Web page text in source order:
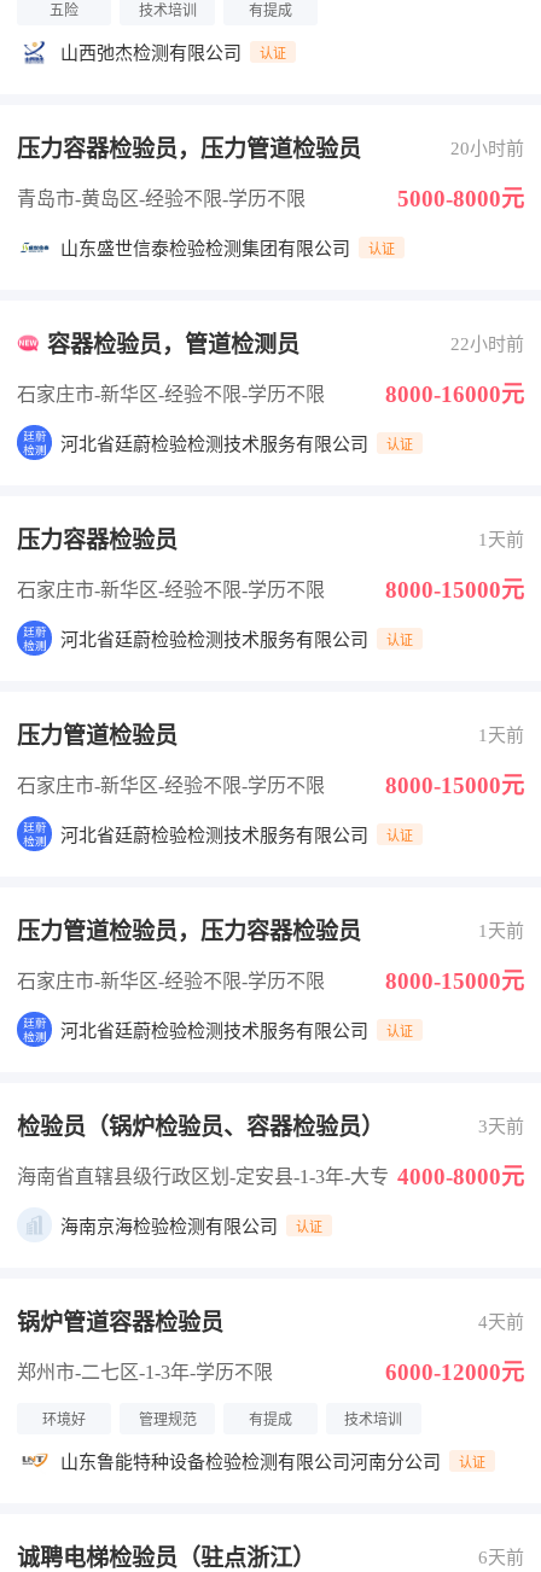
五险 技术培训 有提成
山西弛杰检测有限公司 认证
压力容器检验员，压力管道检验员 20小时前
青岛市-黄岛区-经验不限-学历不限 5000-8000元
山东盛世信泰检验检测集团有限公司 认证
容器检验员，管道检测员 22小时前
石家庄市-新华区-经验不限-学历不限 8000-16000元
河北省廷蔚检验检测技术服务有限公司 认证
压力容器检验员 1天前
石家庄市-新华区-经验不限-学历不限 8000-15000元
河北省廷蔚检验检测技术服务有限公司 认证
压力管道检验员 1天前
石家庄市-新华区-经验不限-学历不限 8000-15000元
河北省廷蔚检验检测技术服务有限公司 认证
压力管道检验员，压力容器检验员 1天前
石家庄市-新华区-经验不限-学历不限 8000-15000元
河北省廷蔚检验检测技术服务有限公司 认证
检验员（锅炉检验员、容器检验员） 3天前
海南省直辖县级行政区划-定安县-1-3年-大专 4000-8000元
海南京海检验检测有限公司 认证
锅炉管道容器检验员 4天前
郑州市-二七区-1-3年-学历不限 6000-12000元
环境好 管理规范 有提成 技术培训
山东鲁能特种设备检验检测有限公司河南分公司 认证
诚聘电梯检验员（驻点浙江） 6天前